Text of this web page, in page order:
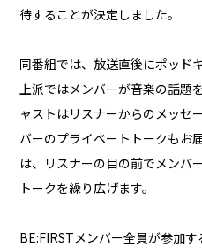
待することが決定しました。
同番組では、放送直後にポッド
上派ではメンバーが音楽の話題
ャストはリスナーからのメッセ
バーのプライベートトークもお
は、リスナーの目の前でメンバ
トークを繰り広げます。
BE:FIRSTメンバー全員が参加